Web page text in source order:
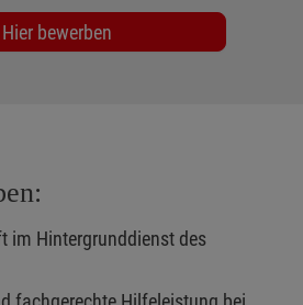
Hier bewerben
im Hintergrunddienst des